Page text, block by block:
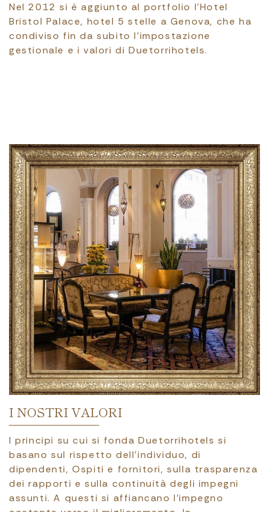
Nel 2012 si è aggiunto al portfolio l’Hotel
Bristol Palace, hotel 5 stelle a Genova, che ha
condiviso fin da subito l’impostazione
gestionale e i valori di Duetorrihotels.
I NOSTRI VALORI
I principi su cui si fonda Duetorrihotels si
basano sul rispetto dell’individuo, di
dipendenti, Ospiti e fornitori, sulla trasparenza
dei rapporti e sulla continuità degli impegni
assunti. A questi si affiancano l’impegno